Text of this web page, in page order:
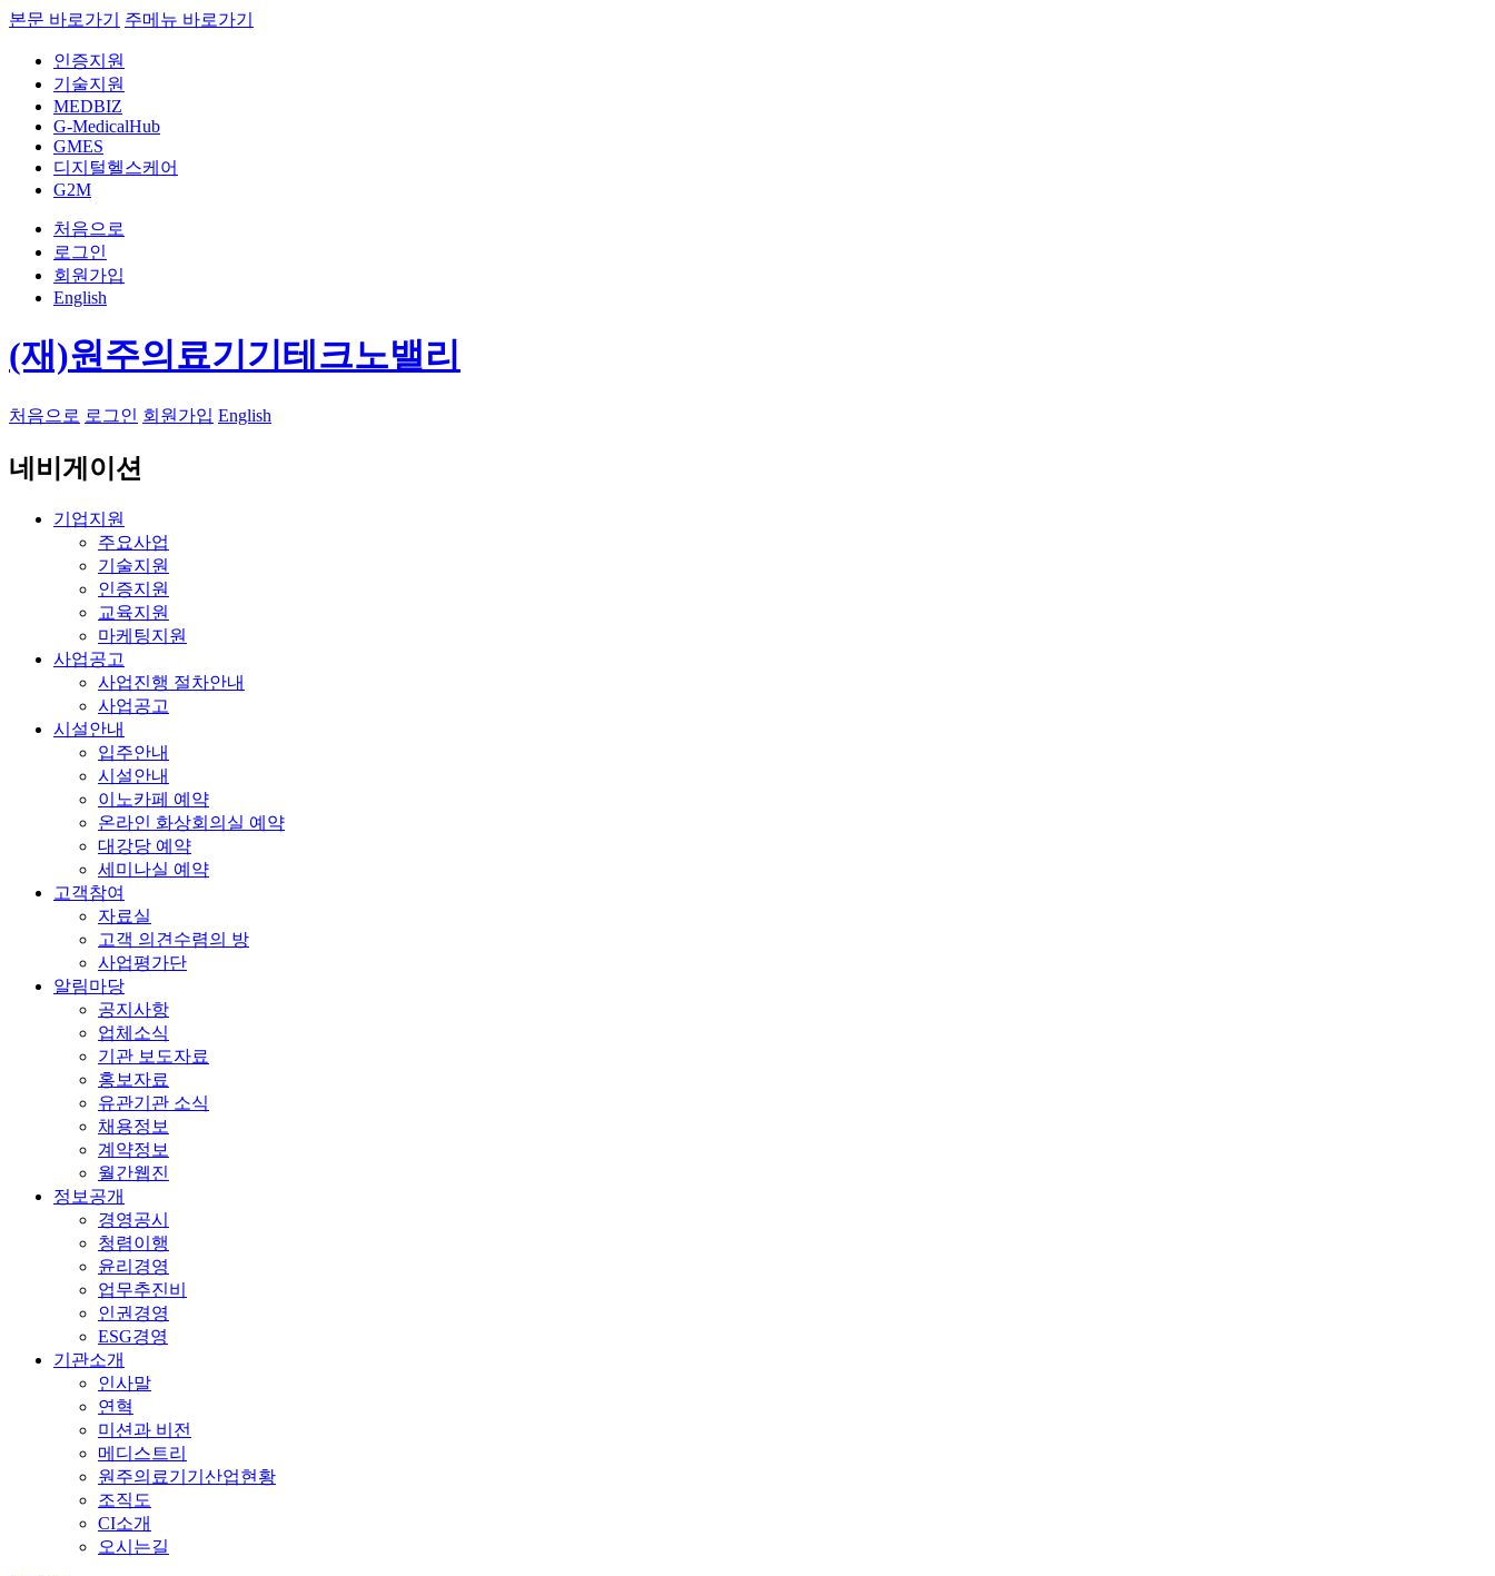
본문 바로가기 주메뉴 바로가기
인증지원
기술지원
MEDBIZ
G-MedicalHub
GMES
디지털헬스케어
G2M
처음으로
로그인
회원가입
English
(재)원주의료기기테크노밸리
처음으로 로그인 회원가입 English
네비게이션
기업지원
주요사업
기술지원
인증지원
교육지원
마케팅지원
사업공고
사업진행 절차안내
사업공고
시설안내
입주안내
시설안내
이노카페 예약
온라인 화상회의실 예약
대강당 예약
세미나실 예약
고객참여
자료실
고객 의견수렴의 방
사업평가단
알림마당
공지사항
업체소식
기관 보도자료
홍보자료
유관기관 소식
채용정보
계약정보
월간웹진
정보공개
경영공시
청렴이행
윤리경영
업무추진비
인권경영
ESG경영
기관소개
인사말
연혁
미션과 비전
메디스트리
원주의료기기산업현황
조직도
CI소개
오시는길